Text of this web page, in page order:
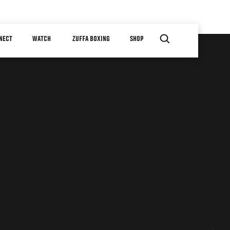
WATCH ZUFFA BOXING SHOP